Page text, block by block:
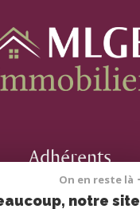
Adhérents
On en reste là
notre site